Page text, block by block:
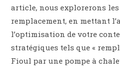
article, nous explorerons les
remplacement, en mettant
l’optimisation de votre
stratégiques tels que «
Fioul par une pompe à